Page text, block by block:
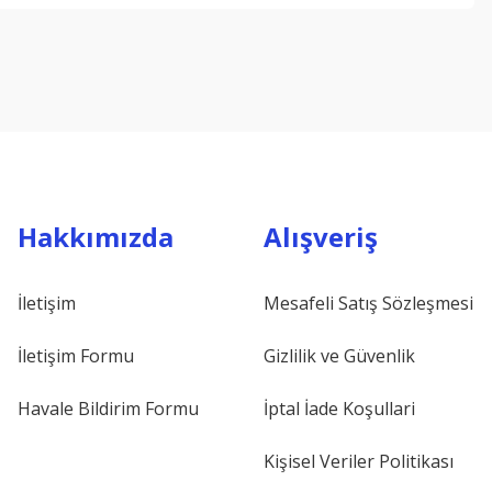
Hakkımızda
İletişim
İletişim Formu
Havale Bildirim Formu
Alışveriş
Mesafeli Satış Sözleşmesi
Gizlilik ve Güvenlik
İptal İade Koşullari
Kişisel Veriler Politikası